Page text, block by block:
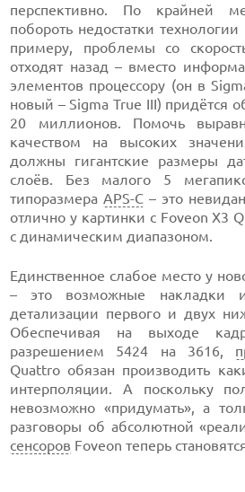
перспективно. По крайней
побороть недостатки
примеру, проблемы со
отходят назад – вместо
элементов процессору (он в
новый – Sigma True III) придётся
20 миллионов. Помочь
качеством на высоких
должны гигантские размеры
слоёв. Без малого 5
типоразмераAPS-C – это
отлично у картинки с Foveon X3
с динамическим диапазоном.
Единственное слабое место у
– это возможные накладки
детализации первого и двух
Обеспечивая на выходе
разрешением 5424 на 3616,
Quattro обязан производить
интерполяции. А поскольку
невозможно «придумать», а
разговоры об абсолютной
сенсоров Foveon теперь